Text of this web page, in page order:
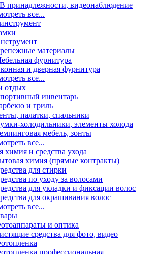
принадлежности, видеонаблюдение
все...
материалы
фурнитура
и дверная фурнитура
все...
отдых
инвентарь
и гриль
палатки, спальники
холодильники, элементы холода
мебель, зонты
все...
химия и средства ухода
химия (прямые контракты)
для стирки
по уходу за волосами
для укладки и фиксации волос
для окрашивания волос
все...
и оптика
средства для фото, видео
профессиональная